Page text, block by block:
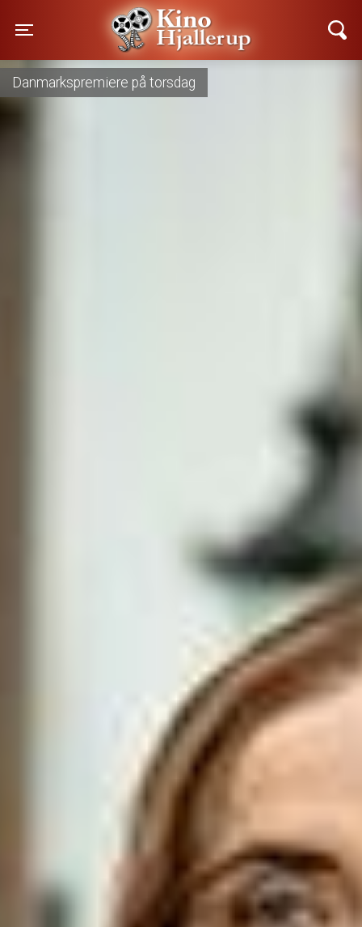
Toggle navigation
Kino Hjallerup
Premiere d. 20. august